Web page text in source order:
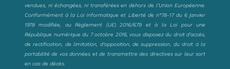
vendues, ni échangées, ni transférées en dehors de l’Union Européenne.
Conformément à la Loi Informatique et Liberté de n°78-17 du 6 janvier
1978 modifiée, au Règlement (UE) 2016/679 et à la Loi pour une
République numérique du 7 octobre 2016, vous disposez du droit d’accès,
de rectification, de limitation, d’opposition, de suppression, du droit à la
portabilité de vos données et de transmettre des directives sur leur sort
en cas de décès.